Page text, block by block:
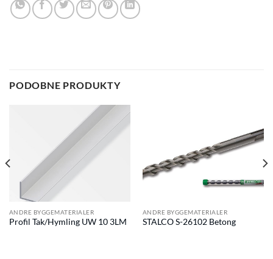
PODOBNE PRODUKTY
ANDRE BYGGEMATERIALER
Profil Tak/Hymling UW 10 3LM
ANDRE BYGGEMATERIALER
STALCO S-26102 Betong